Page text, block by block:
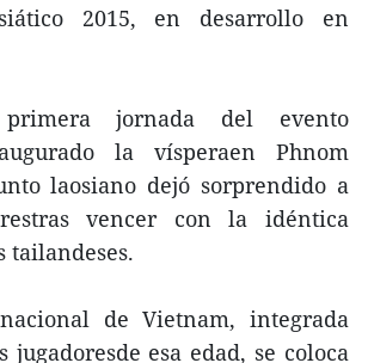
2015, en desarrollo en
jornada del evento
la vísperaen Phnom
laosiano dejó sorprendido a
vencer con la idéntica
tailandeses.
de Vietnam, integrada
jugadoresde esa edad, se coloca